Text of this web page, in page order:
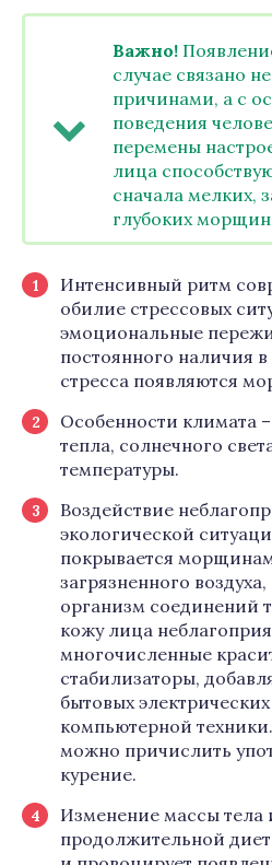
Важно!
случае связано
причинами, а с
поведения
перемены
лица
сначала мелких,
глубоких
Интенсивный ритм
обилие стрессовых
эмоциональные
постоянного наличия
стресса появляются
Особенности климата
тепла, солнечного
температуры.
Воздействие
экологической
покрывается
загрязненного
организм соединений
кожу лица
многочисленные
стабилизаторы,
бытовых
компьютерной
можно причислить
курение.
Изменение массы тела
продолжительной